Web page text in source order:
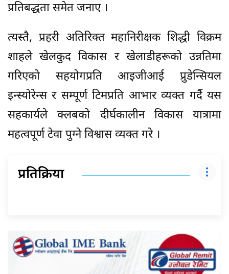
प्रतिबद्धता समेत जनाए ।
त्यस्तै, प्रहरी अतिरिक्त महानिरीक्षक शिद्धी विक्रम
शाहले खेलकुद विकास र खेलाडीहरूको उन्नतिमा
गरिएको सहयोगप्रति आइजीआई प्रुडेन्सियल
इन्स्योरेन्स र सम्पूर्ण टिमप्रति आभार व्यक्त गर्दै यस
सहकार्यले क्लबको दीर्घकालीन विकास यात्रामा
महत्वपूर्ण टेवा पुग्ने विश्वास व्यक्त गरे ।
प्रतिक्रिया